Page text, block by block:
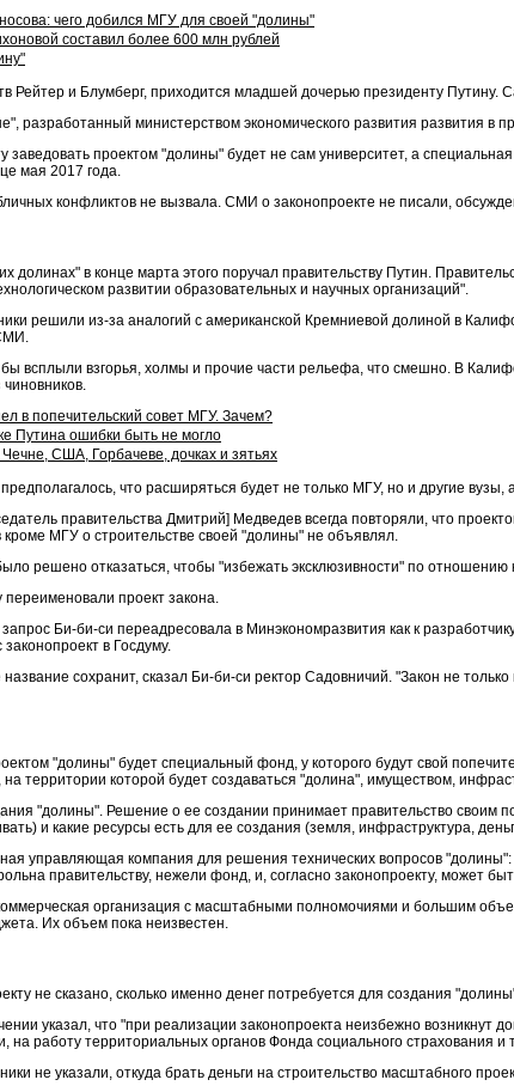
чего добился МГУ для своей "долины"
составил более 600 млн рублей
Рейтер и Блумберг, приходится младшей дочерью президенту Путину.
разработанный министерством экономического развития развития в
заведовать проектом "долины" будет не сам университет, а
мая 2017 года.
конфликтов не вызвала. СМИ о законопроекте не писали,
долинах" в конце марта этого поручал правительству Путин.
развитии образовательных и научных организаций".
решили из-за аналогий с американской Кремниевой долиной в
всплыли взгорья, холмы и прочие части рельефа, что смешно. В
в попечительский совет МГУ. Зачем?
Путина ошибки быть не могло
США, Горбачеве, дочках и зятьях
что расширяться будет не только МГУ, но и другие вузы,
правительства Дмитрий] Медведев всегда повторяли, что
МГУ о строительстве своей "долины" не объявлял.
решено отказаться, чтобы "избежать эксклюзивности" по отношению
проект закона.
Би-би-си переадресовала в Минэкономразвития как к
в Госдуму.
сохранит, сказал Би-би-си ректор Садовничий. "Закон не
"долины" будет специальный фонд, у которого будут свой
территории которой будет создаваться "долина", имуществом,
"долины". Решение о ее создании принимает правительство своим
и какие ресурсы есть для ее создания (земля, инфраструктура,
управляющая компания для решения технических вопросов
правительству, нежели фонд, и, согласно законопроекту, может
организация с масштабными полномочиями и большим
Их объем пока неизвестен.
не сказано, сколько именно денег потребуется для создания
указал, что "при реализации законопроекта неизбежно
работу территориальных органов Фонда социального страхования и
не указали, откуда брать деньги на строительство масштабного